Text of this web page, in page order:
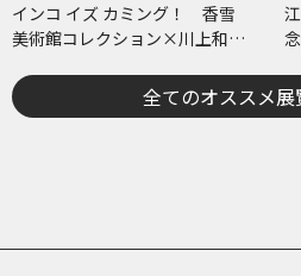
インコ イズ カミング！ 香雪
美術館コレクション×川上和歌
に古美術鑑賞～
全てのオススメ展